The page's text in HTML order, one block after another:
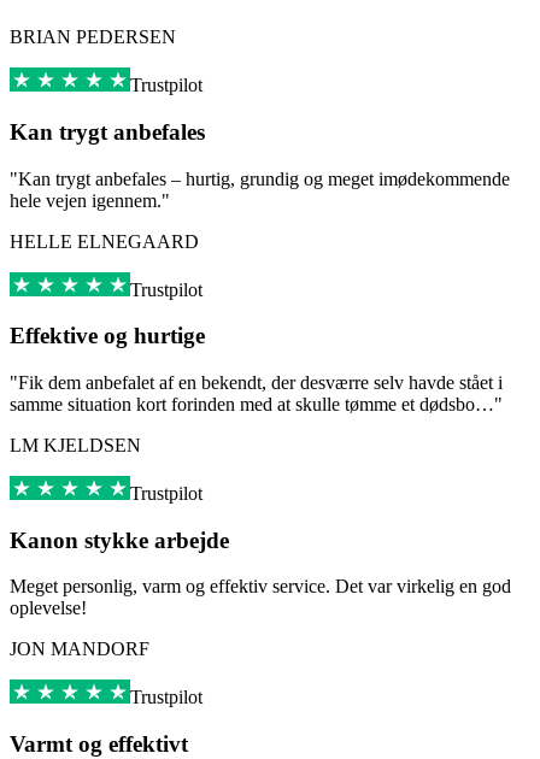
BRIAN PEDERSEN
Trustpilot
Kan trygt anbefales
"Kan trygt anbefales – hurtig, grundig og meget imødekommende
hele vejen igennem."
HELLE ELNEGAARD
Trustpilot
Effektive og hurtige
"Fik dem anbefalet af en bekendt, der desværre selv havde stået i
samme situation kort forinden med at skulle tømme et dødsbo…"
LM KJELDSEN
Trustpilot
Kanon stykke arbejde
Meget personlig, varm og effektiv service. Det var virkelig en god
oplevelse!
JON MANDORF
Trustpilot
Varmt og effektivt